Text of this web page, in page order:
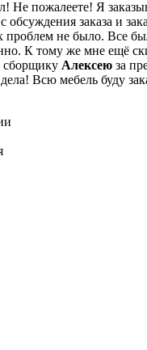
Не пожалеете! Я
обсуждения заказа и
не было. Все
К тому же мне ещё
сборщику Алексею за
Всю мебель буду